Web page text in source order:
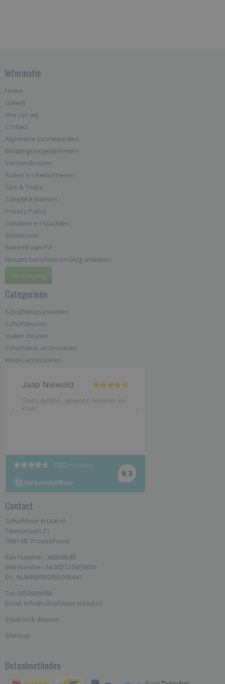
Informatie
Home
Galerij
Wie zijn wij
Contact
Algemene voorwaarden
Betalingsmogelijkheden
Verzendkosten
Ruilen en Retourneren
Tips & Tricks
Zakelijke klanten
Privacy Policy
Garantie en Klachten
Showroom
Bekend van TV!
Nieuws berichten en blog artikelen
Herroeping
Categorieën
Schuifdeursystemen
Schuifdeuren
stalen deuren
Schuifdeur accessoires
Woon accessoires
Contact
Schuifdeur-totaal.nl
Twentelaan 21
7681 NE Vroomshoop
Kvk nummer : 68268548
Btw nummer: NL002120465B56
Bic: NL84RBRB0955095441
Tel: 0850605084
Email: info@schuifdeur-totaal.nl
Staal look deuren
Sitemap
Betaalmethodes